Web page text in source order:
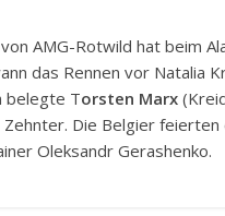
von AMG-Rotwild hat beim
das Rennen vor Natalia
belegte Torsten Marx
Die Belgier
Oleksandr Gerashenko.